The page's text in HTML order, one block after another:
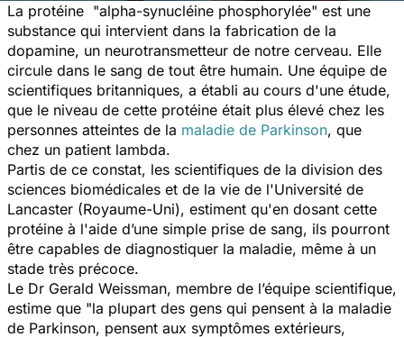
La protéine "alpha-synucléine phosphorylée" est une
substance qui intervient dans la fabrication de la
dopamine, un neurotransmetteur de notre cerveau. Elle
circule dans le sang de tout être humain. Une équipe de
scientifiques britanniques, a établi au cours d'une étude,
que le niveau de cette protéine était plus élevé chez les
personnes atteintes de la maladie de Parkinson, que
chez un patient lambda.
Partis de ce constat, les scientifiques de la division des
sciences biomédicales et de la vie de l'Université de
Lancaster (Royaume-Uni), estiment qu'en dosant cette
protéine à l'aide d’une simple prise de sang, ils pourront
être capables de diagnostiquer la maladie, même à un
stade très précoce.
Le Dr Gerald Weissman, membre de l’équipe scientifique,
estime que "la plupart des gens qui pensent à la maladie
de Parkinson, pensent aux symptômes extérieurs,